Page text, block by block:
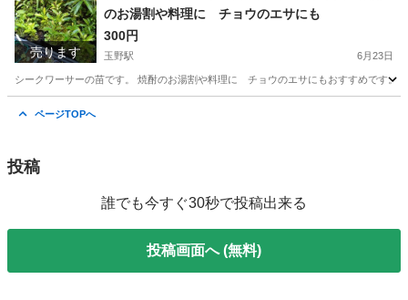
売ります
のお湯割や料理に チョウのエサにも
300円
玉野駅 6月23日
シークワーサーの苗です。 焼酎のお湯割や料理に チョウのエサにもおすすめです。
ページTOPへ
投稿
誰でも今すぐ30秒で投稿出来る
投稿画面へ (無料)